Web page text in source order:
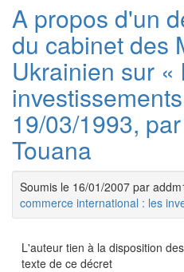
A propos d'un
du cabinet des
Ukrainien sur
19/03/1993,
Touana
Soumis le 16/01/2007 par
commerce international : les
L'auteur tien à la disposition
texte de ce décret